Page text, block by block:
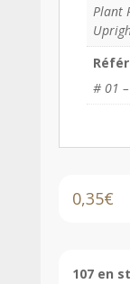
Plant
# 01
0,35€
107 en